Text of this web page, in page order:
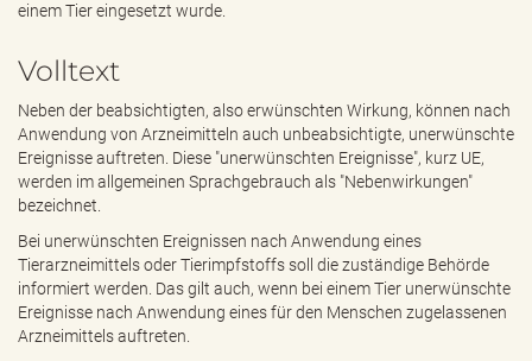
einem Tier eingesetzt wurde.
Volltext
Neben der beabsichtigten, also erwünschten Wirkung, können nach
Anwendung von Arzneimitteln auch unbeabsichtigte, unerwünschte
Ereignisse auftreten. Diese "unerwünschten Ereignisse", kurz UE,
werden im allgemeinen Sprachgebrauch als "Nebenwirkungen"
bezeichnet.
Bei unerwünschten Ereignissen nach Anwendung eines
Tierarzneimittels oder Tierimpfstoffs soll die zuständige Behörde
informiert werden. Das gilt auch, wenn bei einem Tier unerwünschte
Ereignisse nach Anwendung eines für den Menschen zugelassenen
Arzneimittels auftreten.